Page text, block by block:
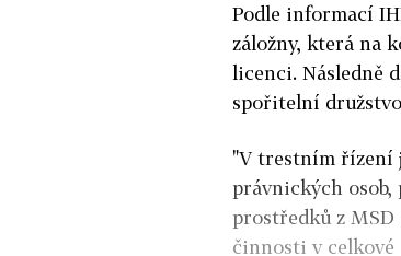
Podle informací
záložny, která na
licenci. Následně
spořitelní
"V trestním řízení
právnických osob,
prostředků z
činnosti v celkové